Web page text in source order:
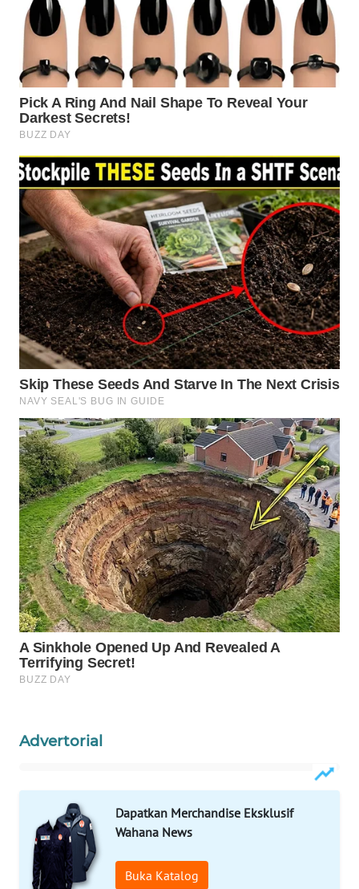
Advertorial
Dapatkan Merchandise Eksklusif
Wahana News
Buka Katalog
WN
PRIANGAN
TIMUR
WN
SEMARANG
SOLO
WN
BOROBUDUR
WN
MADURA
WN
SURABAYA
WN
NATUNA
WN
BINTAN
WN
MANDALIKA
WN
LIKUPANG
WN
WN
Wahana
WAHANA
NEWS
WAHANA
TANI